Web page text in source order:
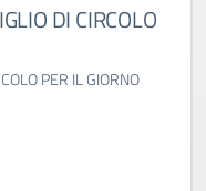
DI CIRCOLO
PER IL GIORNO